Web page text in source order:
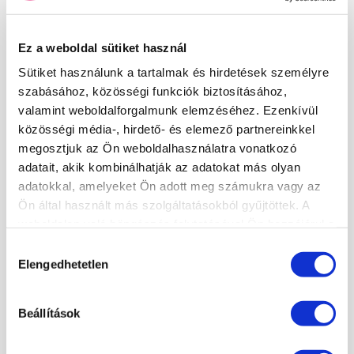
Ez a weboldal sütiket használ
Sütiket használunk a tartalmak és hirdetések személyre
szabásához, közösségi funkciók biztosításához,
valamint weboldalforgalmunk elemzéséhez. Ezenkívül
közösségi média-, hirdető- és elemező partnereinkkel
megosztjuk az Ön weboldalhasználatra vonatkozó
adatait, akik kombinálhatják az adatokat más olyan
adatokkal, amelyeket Ön adott meg számukra vagy az
Ön által használt más szolgáltatásokból gyűjtöttek. A
kiválasztása
Elengedhetetlen
Beállítások
KÖRMÖSAKADÉMIA
HÍREK, CIKKEK
ISKOLÁNKRÓL
TANÁRAINK
KÉPZÉSI HELYSZÍNEK
ISKOLÁNK KÉPEKBEN
VIDEÓK
KÉPZÉSEINK
KÉPZÉSSOROZAT